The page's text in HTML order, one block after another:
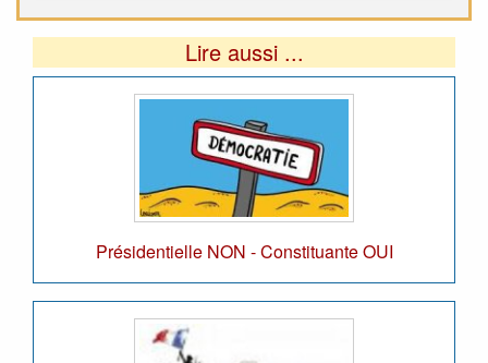
Lire aussi ...
Présidentielle NON - Constituante OUI